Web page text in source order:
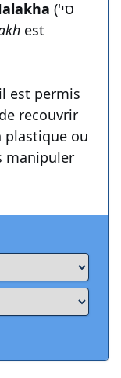
(סי'
est
est permis
recouvrir
plastique ou
manipuler